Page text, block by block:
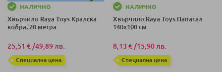
НАЛИЧНО
Хвърчило Raya Toys Кралска
кобра, 20 метра
25,51 €/49,89 лв.
Специална цена
НАЛИЧНО
Хвърчило Raya Toys Папагал
140х100 см
8,13 €/15,90 лв.
Специална цена